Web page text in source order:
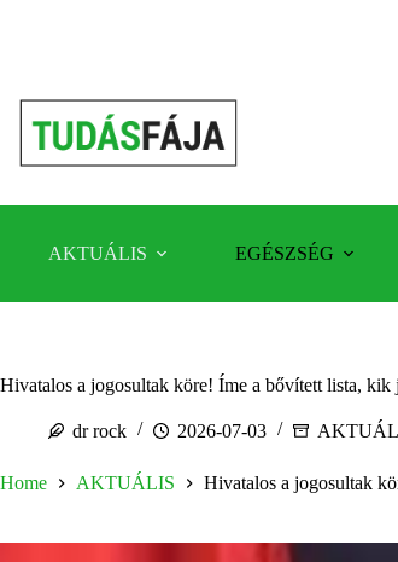
AKTUÁLIS EGÉSZSÉG
Hivatalos a jogosultak köre! Íme a bővített lista, kik
dr rock 2026-07-03
Home AKTUÁLIS Hivatalos a jogosultak